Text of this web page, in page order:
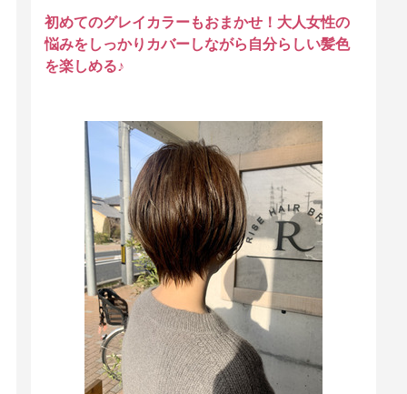
初めてのグレイカラーもおまかせ！大人女性の
悩みをしっかりカバーしながら自分らしい髪色
を楽しめる♪